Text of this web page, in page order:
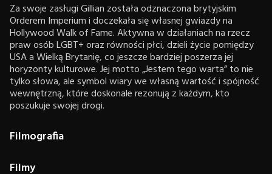
Za swoje zasługi Gillian została odznaczona brytyjskim
Orderem Imperium i doczekała się własnej gwiazdy na
Hollywood Walk of Fame. Aktywna w działaniach na rzecz
praw osób LGBT+ oraz równości płci, dzieli życie pomiędzy
USA a Wielką Brytanię, co jeszcze bardziej poszerza jej
horyzonty kulturowe. Jej motto „Jestem tego warta” to nie
tylko słowa, ale symbol wiary we własną wartość i spójność
wewnętrzną, które doskonale rezonują z każdym, kto
poszukuje swojej drogi.
Filmografia
Filmy